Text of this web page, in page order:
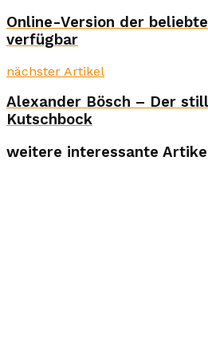
Online-Version der
verfügbar
nächster Artikel
Alexander Bösch – Der
Kutschbock
weitere interessante